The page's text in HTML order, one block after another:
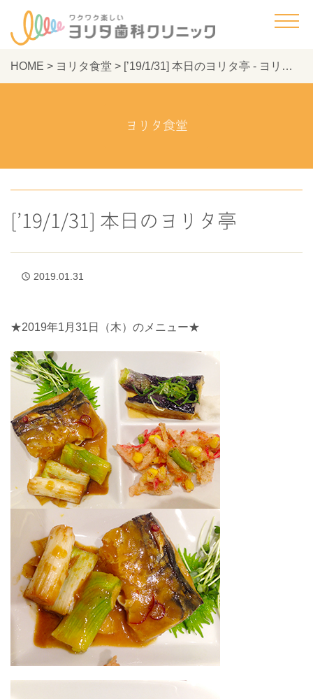
HOME > ヨリタ食堂 > [’19/1/31] 本日のヨリタ亭 - ヨリタ歯科クリニック
ヨリタ食堂
[’19/1/31] 本日のヨリタ亭
access_time 2019.01.31
★2019年1月31日（木）のメニュー★